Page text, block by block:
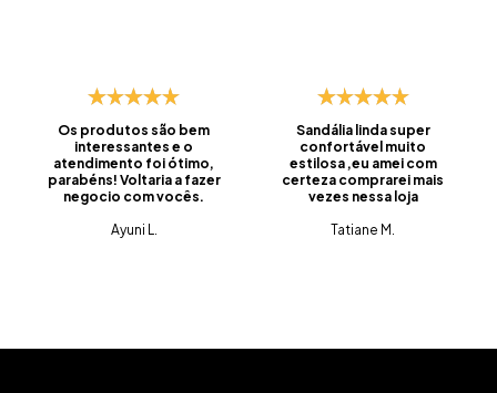
Os produtos são bem
interessantes e o
atendimento foi ótimo,
parabéns! Voltaria a fazer
negocio com vocês.
Ayuni L.
Sandália linda super
confortável muito
estilosa ,eu amei com
certeza comprarei mais
vezes nessa loja
Tatiane M.